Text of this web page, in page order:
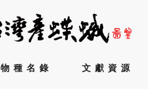
物種名錄 文獻資源